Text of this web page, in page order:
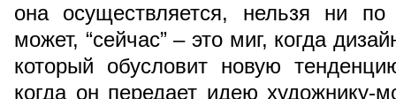
она осуществляется, нельзя ни
может, “сейчас” – это миг, когда
который обусловит новую
когда он передает идею художнику-